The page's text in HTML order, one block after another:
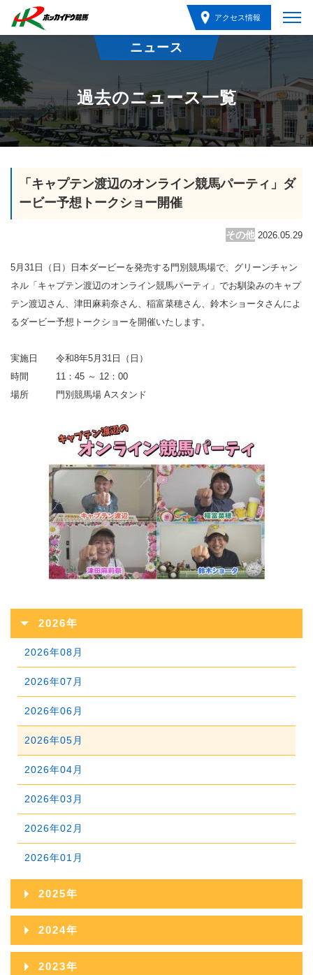
アクセス情報
ニュース
過去のニュース一覧
「キャプテン渡辺のオンライン競馬パーティ」ダ
ービー予想トークショー開催
その他 2026.05.29
5月31日（日）日本ダービーを発売する門別競馬場で、グリーンチャン
ネル「キャプテン渡辺のオンライン競馬パーティ」でお馴染みのキャプ
テン渡辺さん、津田麻莉奈さん、稲富菜穂さん、鈴木ショータさんによ
るダービー予想トークショーを開催いたします。
実施日 令和8年5月31日（日）
時間 11：45 ～ 12：00
場所 門別競馬場 Aスタンド
2026年
2026年08月
2026年07月
2026年06月
2026年05月
2026年04月
2026年03月
2026年02月
2026年01月
2025年
2025年12月
2025年11月
2024年
2024年12月
2023年